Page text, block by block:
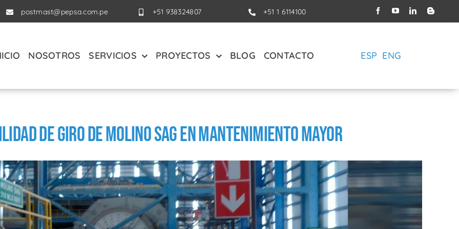
postmast@pepsa.com.pe +51 938324807 +51 1 6114100
NOSOTROS SERVICIOS PROYECTOS BLOG CONTACTO ESP ENG
de Giro de Molino SAG en Mantenimiento Mayor